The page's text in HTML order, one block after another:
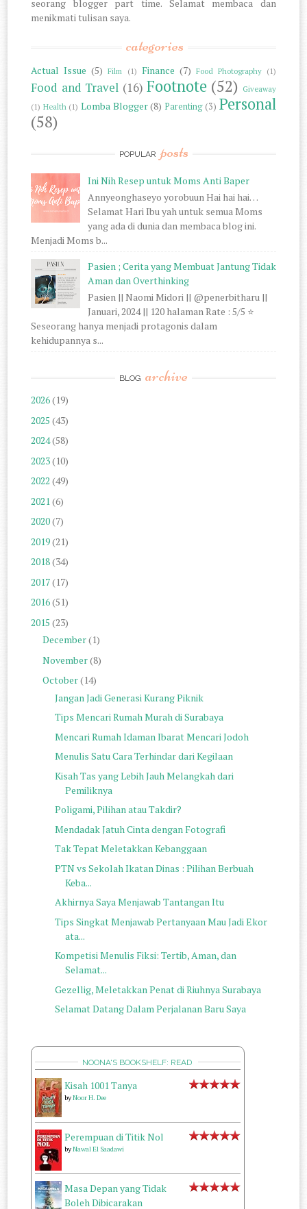
seorang blogger part time. Selamat membaca dan
menikmati tulisan saya.
categories
Actual Issue (5) Film (1) Finance (7) Food Photography (1)
Food and Travel (16) Footnote (52) Giveaway
(1) Health (1) Lomba Blogger(8) Parenting (3) Personal
(58)
POPULAR posts
Ini Nih Resep untuk Moms Anti Baper
Annyeonghaseyo yorobuun Hai hai hai…
Selamat Hari Ibu yah untuk semua Moms
yang ada di dunia dan membaca blog ini.
Menjadi Moms b...
Pasien ; Cerita yang Membuat Jantung Tidak
Aman dan Overthinking
Pasien || Naomi Midori || @penerbitharu ||
Januari, 2024 || 120 halaman Rate : 5/5 ⭐
Seseorang hanya menjadi protagonis dalam
kehidupannya s...
BLOG archive
2026(19)
2025 (43)
2024(58)
2023(10)
2022 (49)
2021(6)
2020(7)
2019(21)
2018(34)
2017(17)
2016(51)
2015 (23)
December(1)
November(8)
October(14)
Jangan Jadi Generasi Kurang Piknik
Tips Mencari Rumah Murah di Surabaya
Mencari Rumah Idaman Ibarat Mencari Jodoh
Menulis Satu Cara Terhindar dari Kegilaan
Kisah Tas yang Lebih Jauh Melangkah dari
Pemiliknya
Poligami, Pilihan atau Takdir?
Mendadak Jatuh Cinta dengan Fotografi
Tak Tepat Meletakkan Kebanggaan
PTN vs Sekolah Ikatan Dinas : Pilihan Berbuah
Keba...
Akhirnya Saya Menjawab Tantangan Itu
Tips Singkat Menjawab Pertanyaan Mau Jadi Ekor
ata...
Kompetisi Menulis Fiksi: Tertib, Aman, dan
Selamat...
Gezellig, Meletakkan Penat di Riuhnya Surabaya
Selamat Datang Dalam Perjalanan Baru Saya
NOONA'S BOOKSHELF: READ
Kisah 1001 Tanya
byNoor H. Dee
Perempuan di Titik Nol
byNawal El Saadawi
Masa Depan yang Tidak
Boleh Dibicarakan